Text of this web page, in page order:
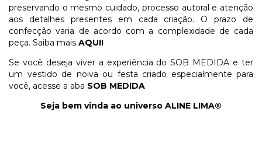
preservando o mesmo cuidado, processo autoral e atenção
aos detalhes presentes em cada criação. O prazo de
confecção varia de acordo com a complexidade de cada
peça. Saiba mais AQUI!
Se você deseja viver a experiência do SOB MEDIDA e ter
um vestido de noiva ou festa criado especialmente para
você, acesse a aba SOB MEDIDA
Seja bem vinda ao universo ALINE LIMA®